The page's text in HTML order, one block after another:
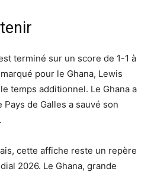
terminé sur un score de 1-1 à
pour le Ghana, Lewis
temps additionnel. Le Ghana a
de Galles a sauvé son
cette affiche reste un repère
2026. Le Ghana, grande